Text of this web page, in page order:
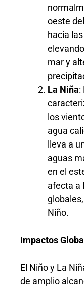
oeste
hacia
mar y
La Niña:
los
agua
lleva a
aguas
en el
afecta a
Niño.
Impactos
El Niño y La
de amplio